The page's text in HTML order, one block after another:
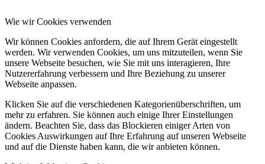
Wie wir Cookies verwenden
Wir können Cookies anfordern, die auf Ihrem Gerät eingestellt
werden. Wir verwenden Cookies, um uns mitzuteilen, wenn Sie
unsere Webseite besuchen, wie Sie mit uns interagieren, Ihre
Nutzererfahrung verbessern und Ihre Beziehung zu unserer
Webseite anpassen.
Klicken Sie auf die verschiedenen Kategorienüberschriften, um
mehr zu erfahren. Sie können auch einige Ihrer Einstellungen
ändern. Beachten Sie, dass das Blockieren einiger Arten von
Cookies Auswirkungen auf Ihre Erfahrung auf unseren Webseite
und auf die Dienste haben kann, die wir anbieten können.